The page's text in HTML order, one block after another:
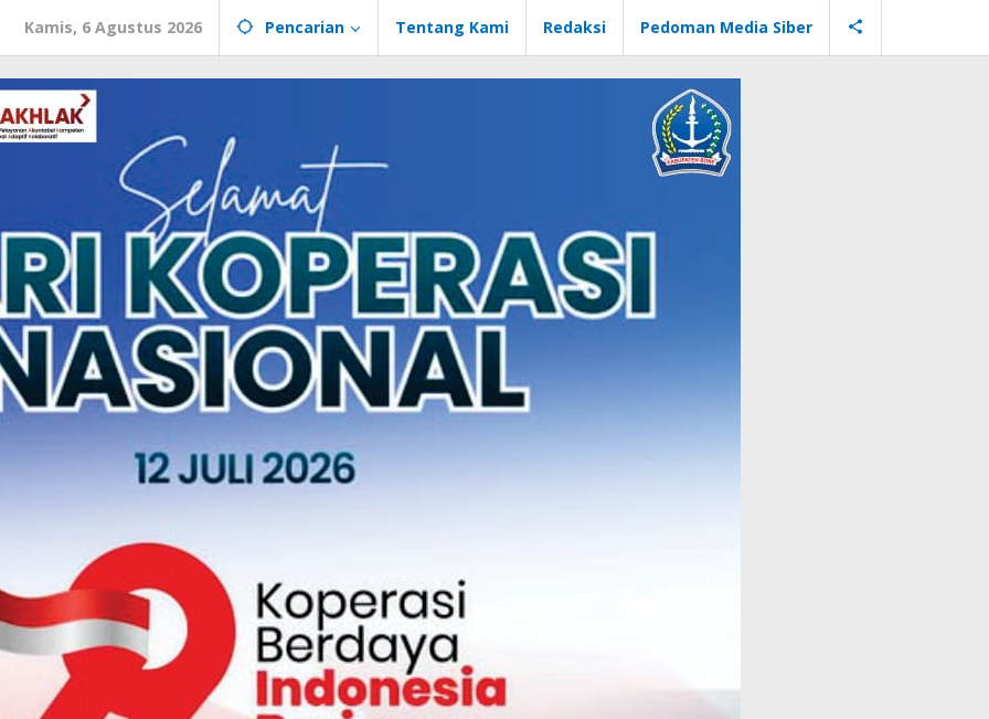
Kamis, 6 Agustus 2026 Pencarian Tentang Kami Redaksi Pedoman Media Siber